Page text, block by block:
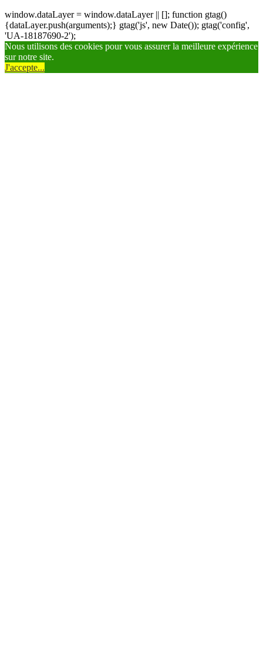
window.dataLayer = window.dataLayer || []; function gtag()
{dataLayer.push(arguments);} gtag('js', new Date()); gtag('config',
'UA-18187690-2');
Nous utilisons des cookies pour vous assurer la meilleure expérience
sur notre site.
J'accepte...